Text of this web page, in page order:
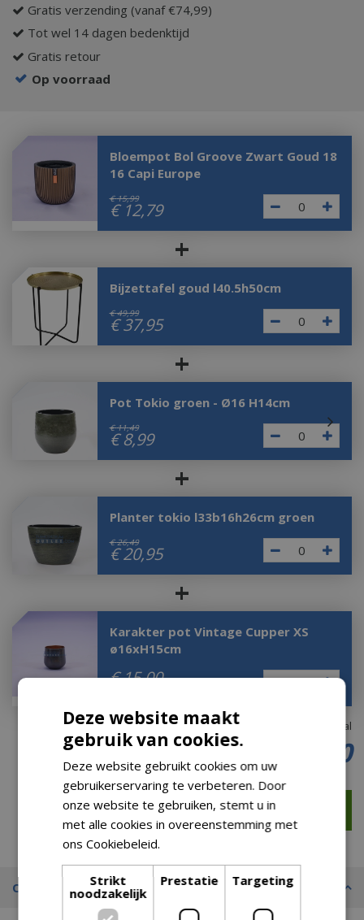
Gratis verzending (vanaf €74,99)
Tot wel 14 dagen bedenktijd
Gratis retour
Op voorraad
Bloempot Bol Groove Zwart Goud 18
16 Capi Europe
€ 15,99
€ 12,79
+
Bijzettafel goud l40.5h50cm
€ 49,99
€ 37,95
+
Pot Tokio groen - Ø16 H14cm
€ 11,49
€ 8,99
+
Planter tokio l33b16h26cm groen
€ 26,49
€ 20,95
+
Karakter pot Vintage Cupper XS
ø16xH15cm
€15,00
Totaal
00
Omschrijving
Deze website maakt
gebruik van cookies.
Deze website gebruikt cookies om uw
gebruikerservaring te verbeteren. Door
onze website te gebruiken, stemt u in
met alle cookies in overeenstemming met
ons Cookiebeleid.
Strikt
noodzakelijk
Prestatie Targeting